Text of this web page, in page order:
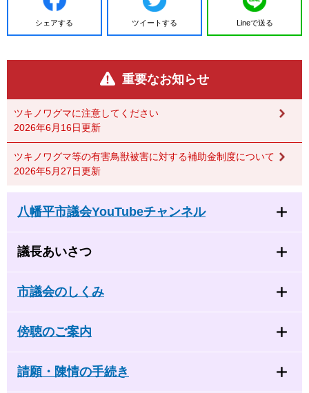
シェアする ツイートする Lineで送る
重要なお知らせ
ツキノワグマに注意してください
2026年6月16日更新
ツキノワグマ等の有害鳥獣被害に対する補助金制度について
2026年5月27日更新
八幡平市議会YouTubeチャンネル
議長あいさつ
市議会のしくみ
傍聴のご案内
請願・陳情の手続き